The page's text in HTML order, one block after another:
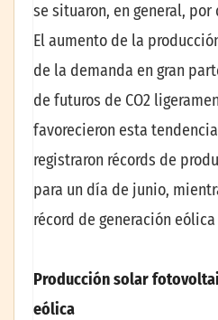
se situaron, en general,
El aumento de la
de la demanda en gran
de futuros de CO2
favorecieron esta
registraron récords de
para un día de junio,
récord de generación
Producción solar
eólica